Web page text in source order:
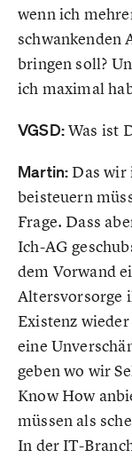
wenn ich
schwankenden
bringen soll?
ich maximal
VGSD:Was ist
Martin: Das wir
beisteuern
Frage. Dass
Ich-AG
dem Vorwand
Altersvorsorge
Existenz
eine
geben wo wir
Know How
müssen als
In der IT-